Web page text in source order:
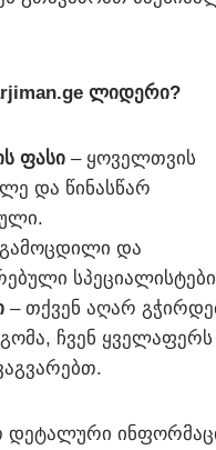
ლიდერი?
ფასი – ყოველთვის
და წინასწარ
და
– თქვენ აღარ
ჩვენ
დეტალური